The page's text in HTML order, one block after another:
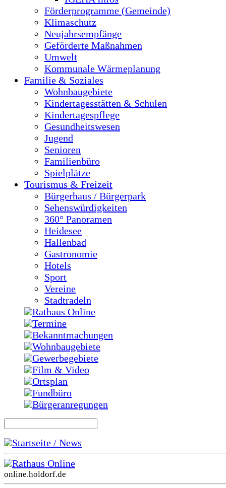
Förderprogramme (Gemeinde)
Klimaschutz
Neujahrsempfänge
Geförderte Maßnahmen
Umwelt
Kommunale Wärmeplanung
Familie & Soziales
Wohnbaugebiete
Kindertagesstätten & Schulen
Kindertagespflege
Gesundheitswesen
Jugend
Senioren
Familienbüro
Spielplätze
Tourismus & Freizeit
Bürgerhaus / Bürgerpark
Sehenswürdigkeiten
360° Panoramen
Heidesee
Hallenbad
Gastronomie
Hotels
Sport
Vereine
Stadtradeln
Rathaus Online
Termine
Bekanntmachungen
Wohnbaugebiete
Gewerbegebiete
Film & Video
Ortsplan
Fundbüro
Bürgeranregungen
Startseite / News
Rathaus Online
online.holdorf.de